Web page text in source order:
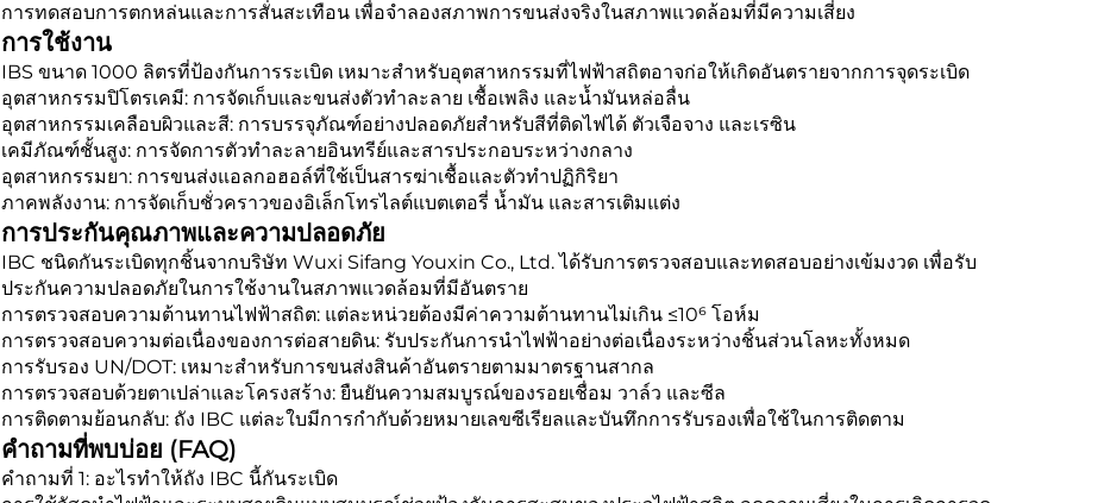
การทดสอบการตกหล่นและการสั่นสะเทือน เพื่อจำลองสภาพการขนส่งจริงในสภาพแวดล้อมที่มีความเสี่ยง
การใช้งาน
IBS ขนาด 1000 ลิตรที่ป้องกันการระเบิด เหมาะสำหรับอุตสาหกรรมที่ไฟฟ้าสถิตอาจก่อให้เกิดอันตรายจากการจุดระเบิด
อุตสาหกรรมปิโตรเคมี: การจัดเก็บและขนส่งตัวทำละลาย เชื้อเพลิง และน้ำมันหล่อลื่น
อุตสาหกรรมเคลือบผิวและสี: การบรรจุภัณฑ์อย่างปลอดภัยสำหรับสีที่ติดไฟได้ ตัวเจือจาง และเรซิน
เคมีภัณฑ์ชั้นสูง: การจัดการตัวทำละลายอินทรีย์และสารประกอบระหว่างกลาง
อุตสาหกรรมยา: การขนส่งแอลกอฮอล์ที่ใช้เป็นสารฆ่าเชื้อและตัวทำปฏิกิริยา
ภาคพลังงาน: การจัดเก็บชั่วคราวของอิเล็กโทรไลต์แบตเตอรี่ น้ำมัน และสารเติมแต่ง
การประกันคุณภาพและความปลอดภัย
IBC ชนิดกันระเบิดทุกชิ้นจากบริษัท Wuxi Sifang Youxin Co., Ltd. ได้รับการตรวจสอบและทดสอบอย่างเข้มงวด เพื่อรับ
ประกันความปลอดภัยในการใช้งานในสภาพแวดล้อมที่มีอันตราย
การตรวจสอบความต้านทานไฟฟ้าสถิต: แต่ละหน่วยต้องมีค่าความต้านทานไม่เกิน ≤10⁶ โอห์ม
การตรวจสอบความต่อเนื่องของการต่อสายดิน: รับประกันการนำไฟฟ้าอย่างต่อเนื่องระหว่างชิ้นส่วนโลหะทั้งหมด
การรับรอง UN/DOT: เหมาะสำหรับการขนส่งสินค้าอันตรายตามมาตรฐานสากล
การตรวจสอบด้วยตาเปล่าและโครงสร้าง: ยืนยันความสมบูรณ์ของรอยเชื่อม วาล์ว และซีล
การติดตามย้อนกลับ: ถัง IBC แต่ละใบมีการกำกับด้วยหมายเลขซีเรียลและบันทึกการรับรองเพื่อใช้ในการติดตาม
คำถามที่พบบ่อย (FAQ)
คำถามที่ 1: อะไรทำให้ถัง IBC นี้กันระเบิด